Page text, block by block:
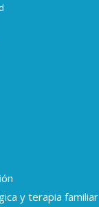
y terapia familiar